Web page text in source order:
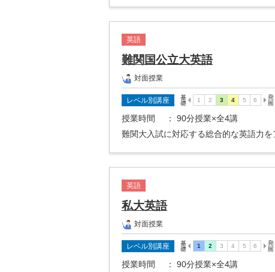
英語
難関国公立大英語
対面授業
レベル別講座
授業時間
： 90分授業×全4講
難関大入試に対応する総合的な英語力を
英語
私大英語
対面授業
レベル別講座
授業時間
： 90分授業×全4講